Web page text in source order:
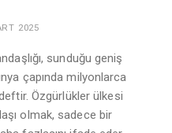
2025
sunduğu geniş
çapında milyonlarca
Özgürlükler ülkesi
olmak, sadece bir